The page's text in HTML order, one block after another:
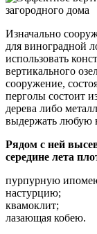
Изначально
для виноградной
использовать
вертикального
сооружение,
перголы состоит
дерева либо
выдержать любую
Рядом с ней
середине лета
пурпурную
настурцию;
квамоклит;
лазающая кобею.